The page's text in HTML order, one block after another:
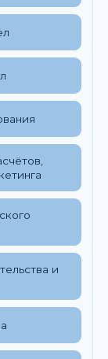
и